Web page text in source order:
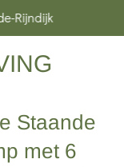
Rijndijk
Staande
met 6